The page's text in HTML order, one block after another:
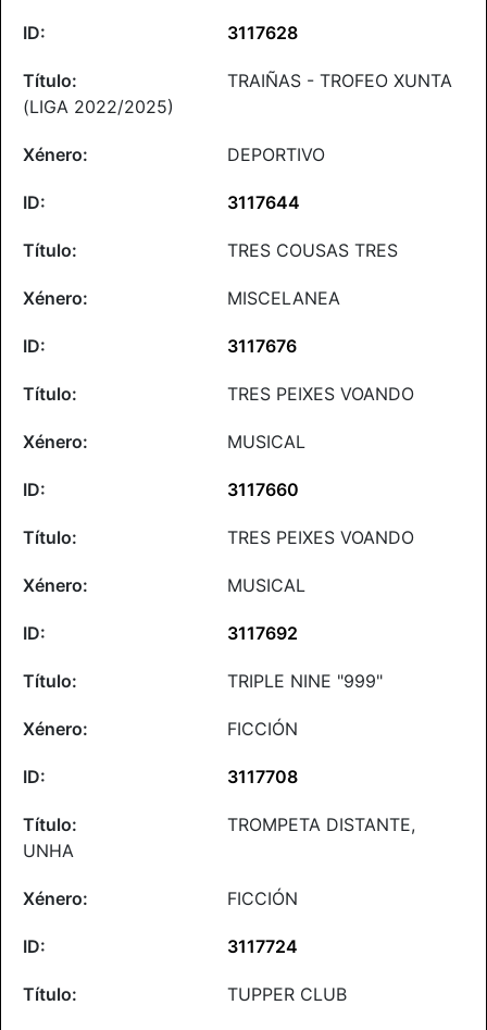
3117628
TRAIÑAS - TROFEO XUNTA
(LIGA 2022/2025)
DEPORTIVO
3117644
TRES COUSAS TRES
MISCELANEA
3117676
TRES PEIXES VOANDO
MUSICAL
3117660
TRES PEIXES VOANDO
MUSICAL
3117692
TRIPLE NINE "999"
FICCIÓN
3117708
TROMPETA DISTANTE,
UNHA
FICCIÓN
3117724
TUPPER CLUB